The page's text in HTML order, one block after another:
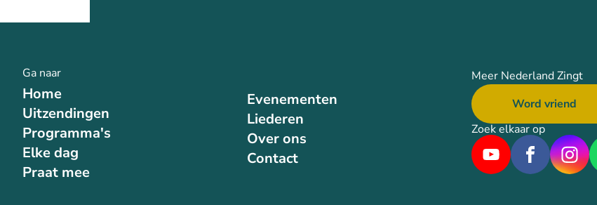
Ga naar
Home
Uitzendingen
Programma's
Elke dag
Praat mee
Evenementen
Liederen
Over ons
Contact
Meer Nederland Zingt
Word vriend
Zoek elkaar op